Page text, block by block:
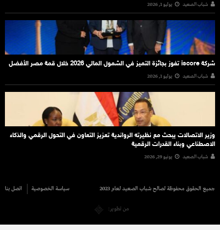
شباب الصعيد يوليو 1, 2026
شركة iscore تفوز بجائزة التميز في الشمول المالي 2026 خلال قمة مصر الأفضل
شباب الصعيد يوليو 1, 2026
وزير الاتصالات يبحث مع نظيرته الرواندية تعزيز التعاون في التحول الرقمي والذكاء
الاصطناعي وبناء القدرات الرقمية
شباب الصعيد يونيو 29, 2026
جميع الحقوق محفوظة لصالح شباب الصعيد لعام 2023 سياسة الخصوصية اتصل بنا
من تطوير: